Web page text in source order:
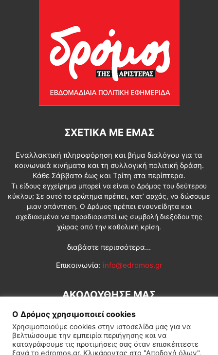
ΣΧΕΤΙΚΆ ΜΕ ΕΜΆΣ
Εναλλακτική πληροφόρηση και βήμα διαλόγου για τα
κοινωνικά κινήματα και τη συλλογική πολιτική δράση.
Κάθε Σάββατο έως και Τρίτη στα περίπτερα.
Τι είδους εγχείρημα μπορεί να είναι ο Δρόμος του δεύτερου
κύκλου; Σε αυτό το ερώτημα πρέπει, κατ’ αρχάς, να δώσουμε
μιαν απάντηση. Ο Δρόμος πρέπει ενσυνείδητα και
σχεδιασμένα να προσδιοριστεί ως συμβολή διεξόδου της
χώρας από την καθολική κρίση.
διαβάστε περισσότερα...
Επικοινωνία: info@edromos.gr
ΑΚΟΛΟΥΘΗΣΕ ΜΑΣ
Ο Δρόμος χρησιμοποιεί cookies
Χρησιμοποιούμε cookies στην ιστοσελίδα μας για να
βελτιώσουμε την εμπειρία περιήγησης και να
καταγράφουμε τις προτιμήσεις σας όταν επισκέπτεστε
ξανά το edromos.gr. Κλικάροντας στο "Αποδοχή όλων",